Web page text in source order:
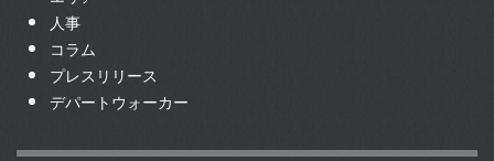
人事
コラム
プレスリリース
デパートウォーカー